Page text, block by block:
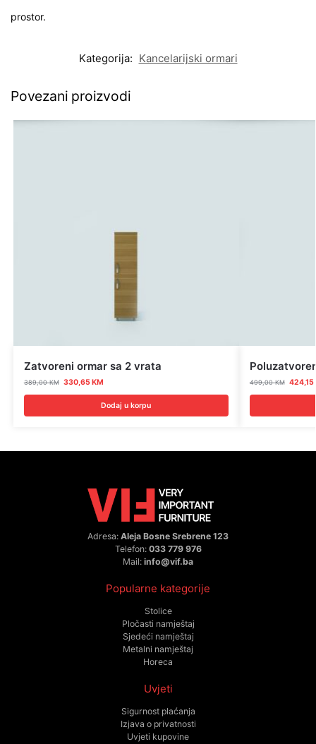
prostor.
Kategorija: Kancelarijski ormari
Povezani proizvodi
Zatvoreni ormar sa 2 vrata
389,00KM 330,65KM
Dodaj u korpu
499,00KM 424,15
Adresa: Aleja Bosne Srebrene 123
Telefon: 033 779 976
Mail: info@vif.ba
Popularne kategorije
Stolice
Pločasti namještaj
Sjedeći namještaj
Metalni namještaj
Horeca
Uvjeti
Sigurnost plaćanja
Izjava o privatnosti
Uvjeti kupovine